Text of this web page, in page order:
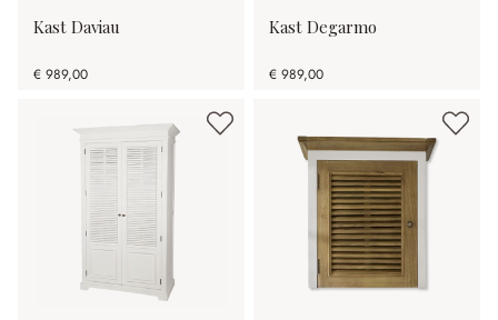
Kast Daviau
€ 989,00
Kast Degarmo
€ 989,00